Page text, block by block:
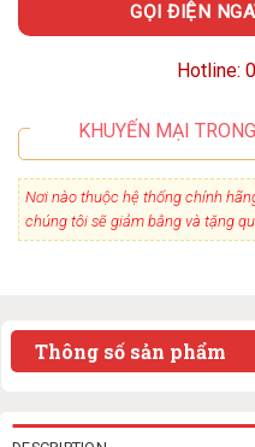
GỌI ĐIỆN
Hotline:
KHUYẾN MẠI
Nơi nào thuộc hệ thống chính
chúng tôi sẽ giảm bằng và tặng
Thông số sản phẩm